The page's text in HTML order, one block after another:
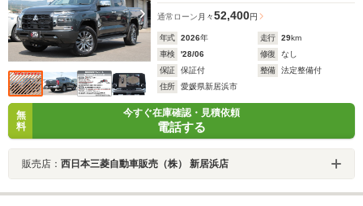
通常ローン 月々52,400円
年式 2026年 走行 29km
車検
'28/06 修復
なし
保証
保証付 整備
法定整備付
住所
愛媛県新居浜市
無
料
今すぐ在庫確認・見積依頼
電話する
販売店： 西日本三菱自動車販売（株） 新居浜店